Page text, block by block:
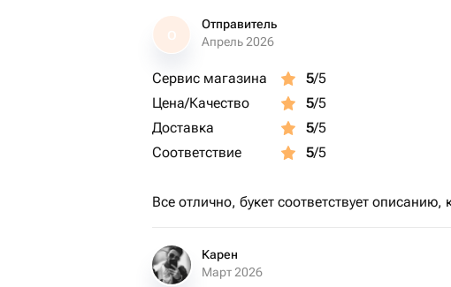
О
Отправитель
Апрель 2026
Сервис магазина 5/5
Цена/Качество
5/5
Доставка
5/5
Соответствие
5/5
Все отлично, букет соответствует описанию,
Карен
Март 2026